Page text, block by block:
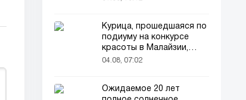
Курица, прошедшаяся по
подиуму на конкурсе
красоты в Малайзии,
привлекла внимание
04.08, 07:02
Ожидаемое 20 лет